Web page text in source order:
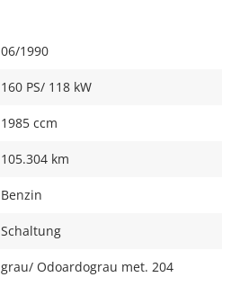
06/1990
160 PS/ 118 kW
1985 ccm
105.304 km
Benzin
Schaltung
grau/ Odoardograu met. 204